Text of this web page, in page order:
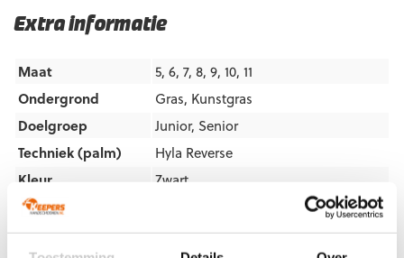
Extra informatie
Maat
5, 6, 7, 8, 9, 10, 11
Ondergrond
Gras, Kunstgras
Doelgroep
Junior, Senior
Techniek (palm)
Hyla Reverse
Kleur
Zwart
Merk